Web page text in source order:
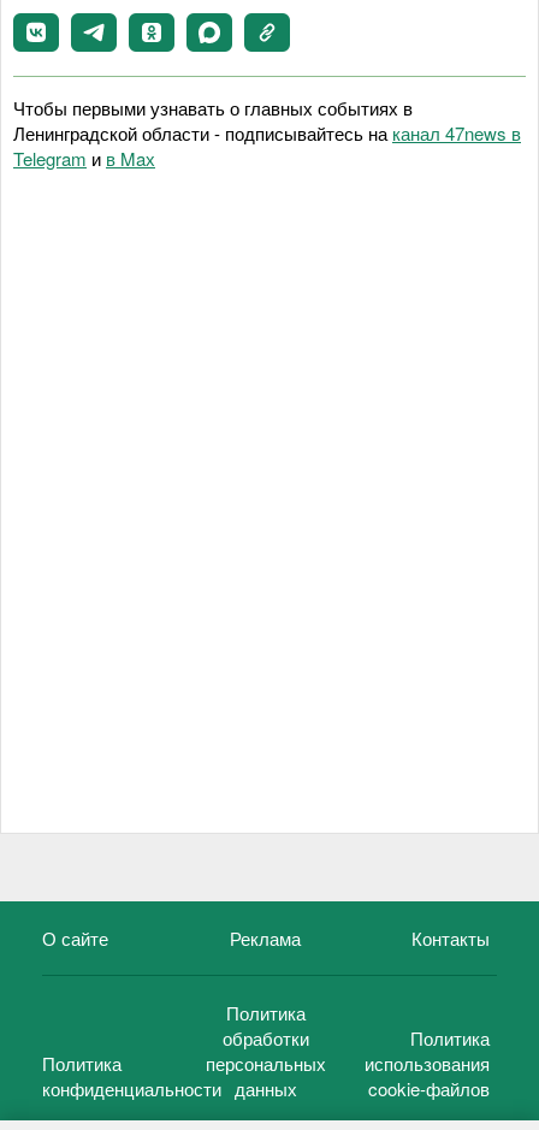
Чтобы первыми узнавать о главных событиях в
Ленинградской области - подписывайтесь на канал 47news в
Telegram и в Maх
О сайте Реклама Контакты
Политика
конфиденциальности
Политика
обработки
персональных
данных
Политика
использования
cookie-файлов